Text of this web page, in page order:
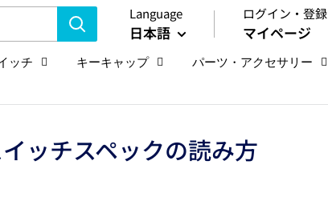
Language
日本語
ログイン・登録
マイページ
ッチ キーキャップ パーツ・アクセサリー
ッチスペックの読み方